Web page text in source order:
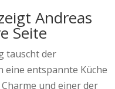
Andreas
Seite
tauscht der
eine entspannte Küche
und einer der